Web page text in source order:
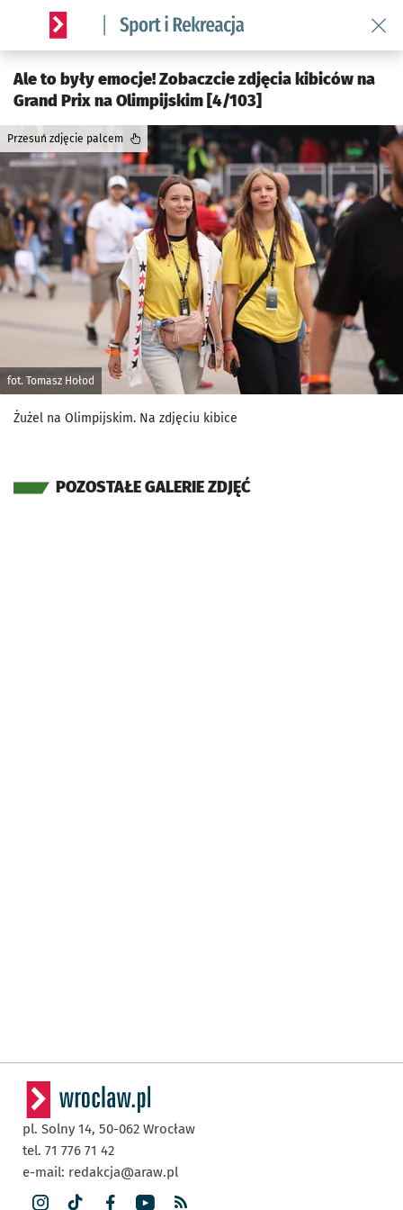
Serwis informacyjny wroclaw.pl podserwis: Sport i rekreacja
Ale to były emocje! Zobaczcie zdjęcia kibiców na
Grand Prix na Olimpijskim [4/103]
fot. Tomasz Hołod
Przesuń zdjęcie palcem
Żużel na Olimpijskim. Na zdjęciu kibice
POZOSTAŁE GALERIE ZDJĘĆ
pl. Solny 14, 50-062 Wrocław
tel. 71 776 71 42
e-mail: redakcja@araw.pl